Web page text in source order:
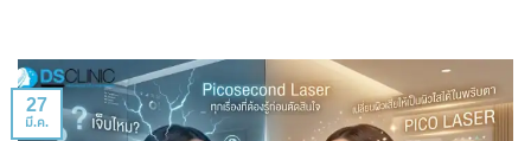
27
มี.ค.